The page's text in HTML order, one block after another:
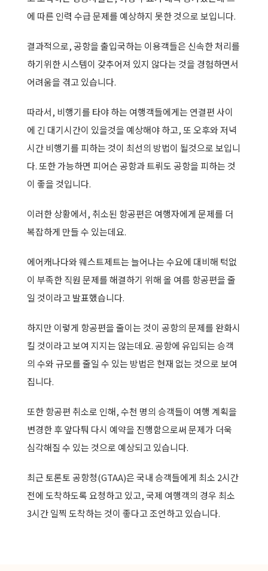
에 따른 인력 수급 문제를 예상하지 못한 것으로 보입니다.
결과적으로, 공항을 출입국하는 이용객들은 신속한 처리를
하기위한 시스템이 갖추어져 있지 않다는 것을 경험하면서
어려움을 겪고 있습니다.
따라서, 비행기를 타야 하는 여행객들에게는 연결편 사이
에 긴 대기시간이 있을것을 예상해야 하고, 또 오후와 저녁
시간 비행기를 피하는 것이 최선의 방법이 될것으로 보입니
다. 또한 가능하면 피어슨 공항과 트뤼도 공항을 피하는 것
이 좋을 것입니다.
이러한 상황에서, 취소된 항공편은 여행자에게 문제를 더
복잡하게 만들 수 있는데요.
에어캐나다와 웨스트제트는 늘어나는 수요에 대비해 턱없
이 부족한 직원 문제를 해결하기 위해 올 여름 항공편을 줄
일 것이라고 발표했습니다.
하지만 이렇게 항공편을 줄이는 것이 공항의 문제를 완화시
킬 것이라고 보여 지지는 않는데요. 공항에 유입되는 승객
의 수와 규모를 줄일 수 있는 방법은 현재 없는 것으로 보여
집니다.
또한 항공편 취소로 인해, 수천 명의 승객들이 여행 계획을
변경한 후 앞다퉈 다시 예약을 진행함으로써 문제가 더욱
심각해질 수 있는 것으로 예상되고 있습니다.
최근 토론토 공항청(GTAA)은 국내 승객들에게 최소 2시간
전에 도착하도록 요청하고 있고, 국제 여행객의 경우 최소
3시간 일찍 도착하는 것이 좋다고 조언하고 있습니다.